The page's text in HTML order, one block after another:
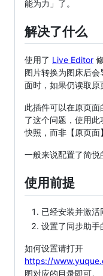
能为力」了。
解决了什么
使用了 Live Editor
图片转换为图床后会
面时，如果仍读取原
此插件可以在原页
了这个问题，使用
快照，而非【原页面
一般来说配置了简悦
使用前提
已经安装并激活
设置了同步助手
如何设置请打开
https://
图对应的目录即可。